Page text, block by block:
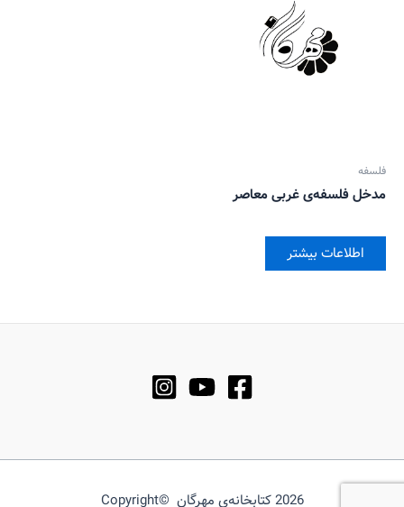
فلسفه
مدخل فلسفه‌ی غربی معاصر
اطلاعات بیشتر
2026 کتابخانه‌ی مهرگان ©Copyright